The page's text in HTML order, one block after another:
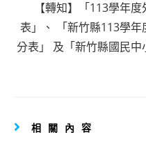
【轉知】「113學年
表」、 「新竹縣113學
分表」 及「新竹縣國民
相關內容